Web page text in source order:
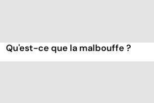
Qu'est-ce que la malbouffe ?